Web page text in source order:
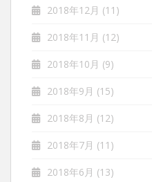
2018年12月 (11)
2018年11月 (12)
2018年10月 (9)
2018年9月 (15)
2018年8月 (12)
2018年7月 (11)
2018年6月 (13)